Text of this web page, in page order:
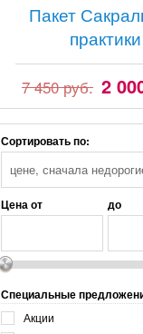
Пакет
практики
7 450 руб. 2
Сортировать по:
Цена от до
Специальные
Акции